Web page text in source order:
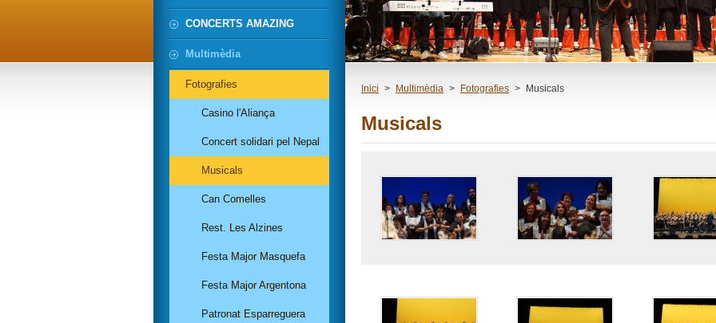
Inici > Multimèdia > Fotografies > Musicals
Musicals
CONCERTS AMAZING
Multimèdia
Fotografies
Casino l'Aliança
Concert solidari pel Nepal
Musicals
Can Comelles
Rest. Les Alzines
Festa Major Masquefa
Festa Major Argentona
Patronat Esparreguera